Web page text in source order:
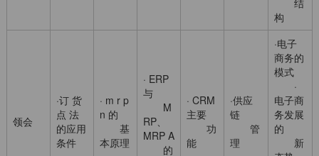
构
领会
·订 货
点 法
的应用
条件
· m r p
n 的
基
本原理
· ERP
与
M
RP、
MRP A
的
· CRM
主要
功
能
·供应
链
管
理
·电子
商务的
模式
·
电子商
务发展
的
新